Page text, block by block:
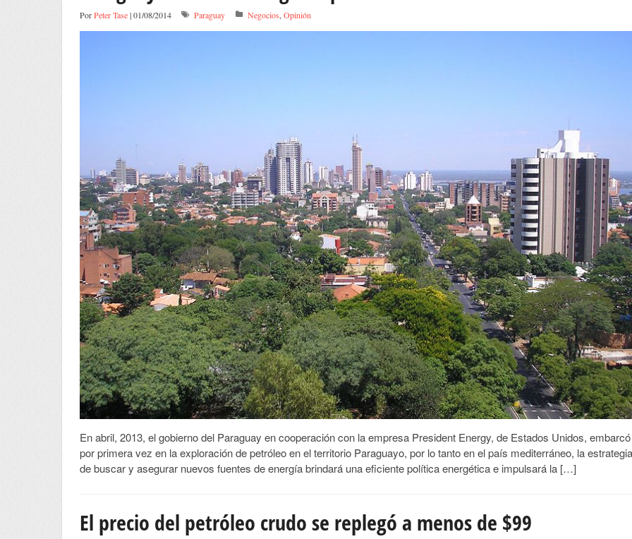
PorPeter Tase| 01/08/2014 Paraguay Negocios, Opinión
En abril, 2013, el gobierno del Paraguay en cooperación con la empresa President Energy, de Estados Unidos, embarcó
por primera vez en la exploración de petróleo en el territorio Paraguayo, por lo tanto en el país mediterráneo, la estrategia
de buscar y asegurar nuevos fuentes de energía brindará una eficiente política energética e impulsará la […]
El precio del petróleo crudo se replegó a menos de $99